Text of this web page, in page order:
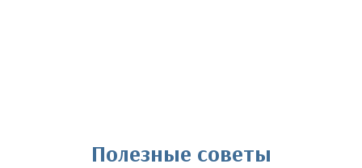
Полезные советы